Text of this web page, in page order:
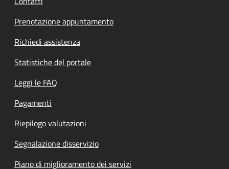
Prenotazione appuntamento
Richiedi assistenza
Statistiche del portale
Leggi le FAQ
Pagamenti
Riepilogo valutazioni
Segnalazione disservizio
Piano di miglioramento dei servizi